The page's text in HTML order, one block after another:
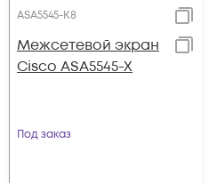
ASA5545-K8
Межсетевой экран
Cisco ASA5545-X
Под заказ